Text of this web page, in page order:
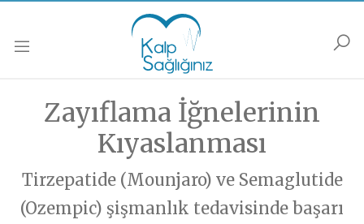
Anasayfa
Podcastler
Kalp Hastalıkları
Gelecek/ Yapay Zeka
HABERLER
Popüler Bilim/Araştırma/Haberler
Kalp Hastalıkları
Zayıflama İğnelerinin
Kıyaslanması
Tirzepatide (Mounjaro) ve Semaglutide
(Ozempic) şişmanlık tedavisinde başarı
Soru Sor
Soru Sor formunu doldurarak sorununuzu sorun,
biz yanıtlayalım…
İsim Soyisim
Muayene
Muayene olmak istiyorsanız,
Muayene Formunu doldurarak bize ulaşabilirsiniz.
İsim Soyisim